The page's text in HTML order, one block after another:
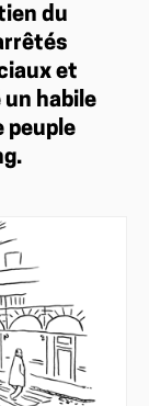
du
et
un habile
peuple